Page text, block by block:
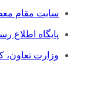
فهرستسایت مقام
پایگاه اطلاع
وزارت تعاون،